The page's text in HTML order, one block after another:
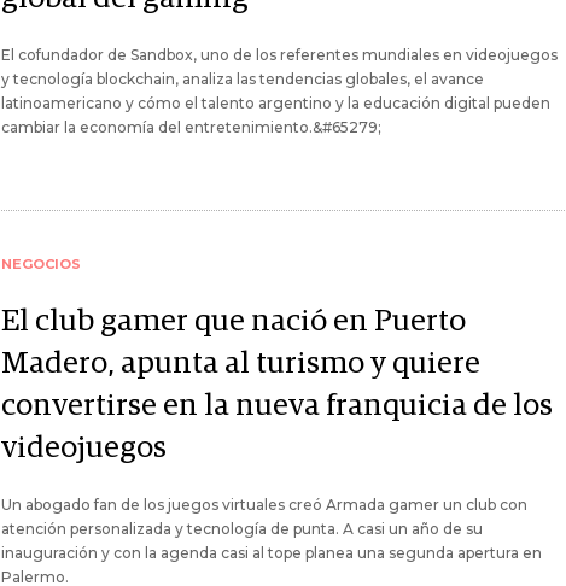
El cofundador de Sandbox, uno de los referentes mundiales en videojuegos
y tecnología blockchain, analiza las tendencias globales, el avance
latinoamericano y cómo el talento argentino y la educación digital pueden
cambiar la economía del entretenimiento.&#65279;
NEGOCIOS
El club gamer que nació en Puerto
Madero, apunta al turismo y quiere
convertirse en la nueva franquicia de los
videojuegos
Un abogado fan de los juegos virtuales creó Armada gamer un club con
atención personalizada y tecnología de punta. A casi un año de su
inauguración y con la agenda casi al tope planea una segunda apertura en
Palermo.